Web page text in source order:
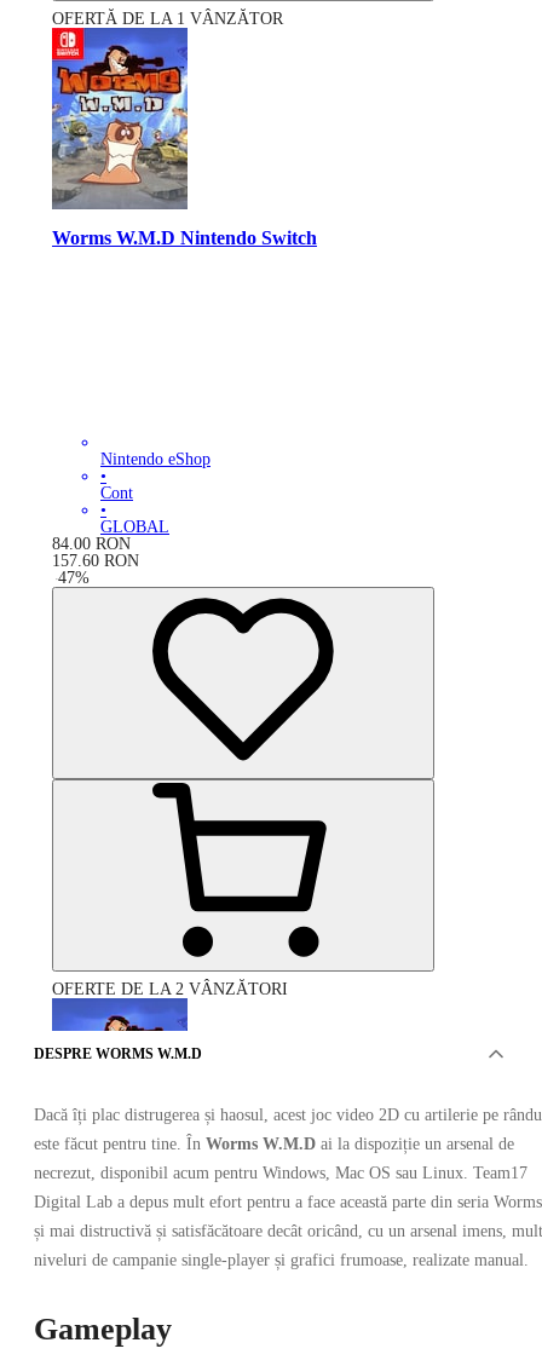
OFERTĂ DE LA 1 VÂNZĂTOR
Worms W.M.D Nintendo Switch
Nintendo eShop
•
Cont
•
GLOBAL
84.00 RON
157.60 RON
-47%
OFERTE DE LA 2 VÂNZĂTORI
Worms W.M.D PC
DESPRE WORMS W.M.D
Dacă îți plac distrugerea și haosul, acest joc video 2D cu artilerie pe
este făcut pentru tine. În Worms W.M.D ai la dispoziție un arsenal de
necrezut, disponibil acum pentru Windows, Mac OS sau Linux. Team17
Digital Lab a depus mult efort pentru a face această parte din seria Worms
și mai distructivă și satisfăcătoare decât oricând, cu un arsenal imens,
niveluri de campanie single-player și grafici frumoase, realizate manual.
Gameplay